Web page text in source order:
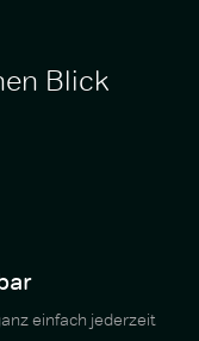
Blick
einfach jederzeit